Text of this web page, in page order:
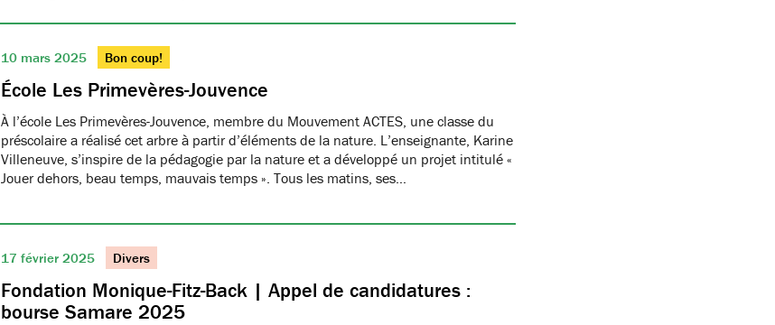
10 mars 2025 Bon coup!
École Les Primevères-Jouvence
À l’école Les Primevères-Jouvence, membre du Mouvement ACTES, une classe du
préscolaire a réalisé cet arbre à partir d’éléments de la nature. L’enseignante, Karine
Villeneuve, s’inspire de la pédagogie par la nature et a développé un projet intitulé «
Jouer dehors, beau temps, mauvais temps ». Tous les matins, ses…
17 février 2025 Divers
Fondation Monique-Fitz-Back | Appel de candidatures :
bourse Samare 2025